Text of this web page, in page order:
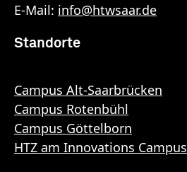
E-Mail: info@htwsaar.de
Standorte
Campus Alt-Saarbrücken
Campus Rotenbühl
Campus Göttelborn
HTZ am Innovations